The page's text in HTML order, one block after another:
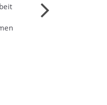
Kunsthaus Zürich
2020: Obscene»